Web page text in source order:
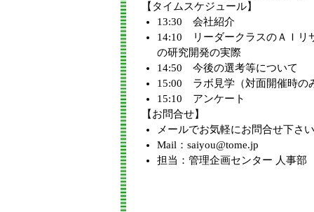
【タイムスケジュール】
13:30 会社紹介
14:10 リーダークラスのＡＩリ
の研究開発の実際
14:50 今後の選考等について
15:00 ラボ見学（対面開催時の
15:10 アンケート
【お問合せ】
メールでお気軽にお問合せ下さい
Mail：saiyou@tome.jp
担当：管理企画センター 人事部